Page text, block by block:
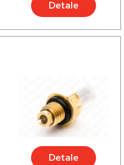
Detale
Detale